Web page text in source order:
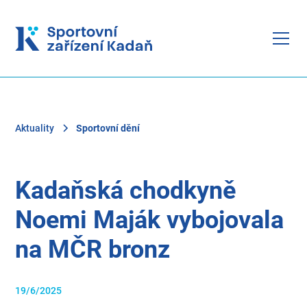
Aktuality Sportovní dění
Kadaňská chodkyně
Noemi Maják vybojovala
na MČR bronz
19/6/2025